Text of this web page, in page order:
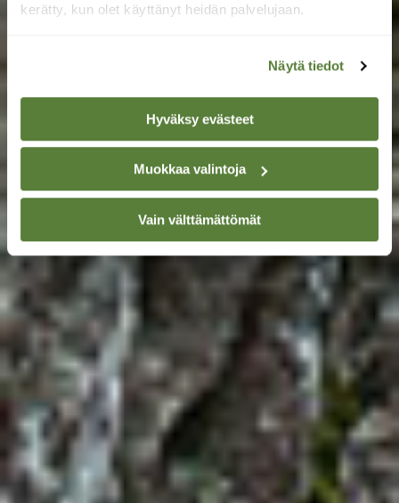
kerätty, kun olet käyttänyt heidän palvelujaan.
Näytä tiedot
Hyväksy evästeet
Muokkaa valintoja
Vain välttämättömät